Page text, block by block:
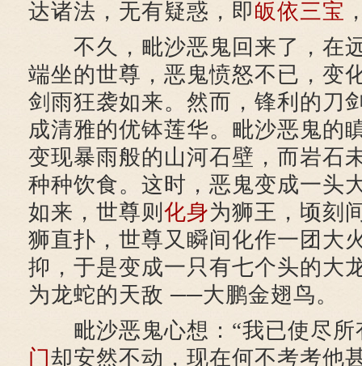
达诸法，无有疑惑，即皈依三宝
不久，毗沙恶鬼回来了，在
端坐的世尊，恶鬼愤怒不已，变
剑雨狂袭如来。然而，锋利的刀
成清雅的优钵莲华。毗沙恶鬼的
变现暴雨般的山河石壁，而岩石
种种饮食。这时，恶鬼变成一头
如来，世尊则 化身为狮王，顷刻
狮直扑，世尊又瞬间化作一团大
抑，于是变成一只有七个头的大
为龙蛇的天敌 ──大鹏金翅鸟。
毗沙恶鬼心想：“我已使尽所
门却安然不动，现在何不考考他